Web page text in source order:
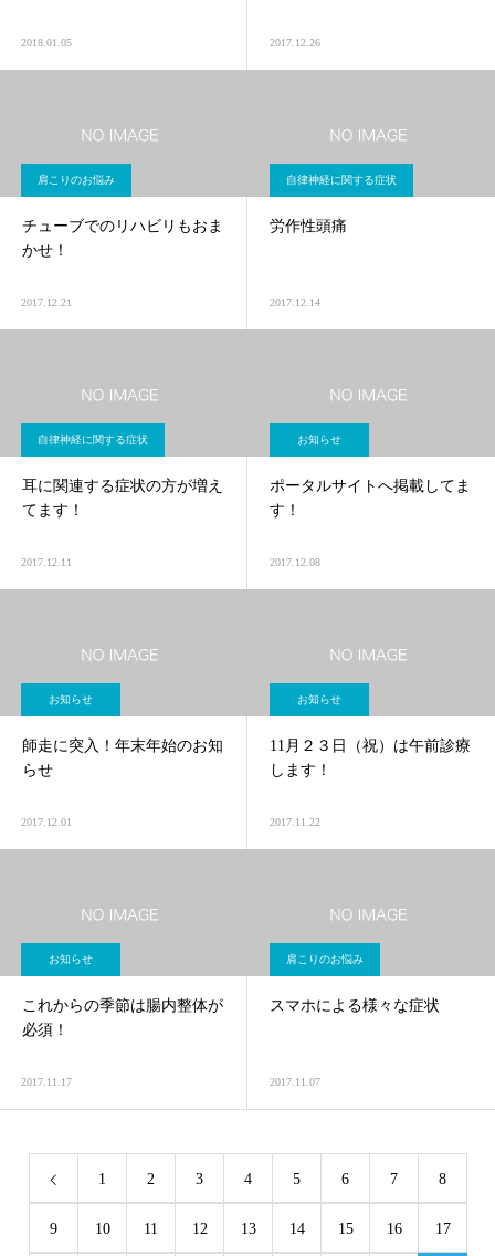
2018.01.05 2017.12.26
肩こりのお悩み
チューブでのリハビリもおま
かせ！
2017.12.21
自律神経に関する症状
労作性頭痛
2017.12.14
自律神経に関する症状
耳に関連する症状の方が増え
てます！
2017.12.11
お知らせ
ポータルサイトへ掲載してま
す！
2017.12.08
お知らせ
師走に突入！年末年始のお知
らせ
2017.12.01
お知らせ
11月２３日（祝）は午前診療
します！
2017.11.22
お知らせ
これからの季節は腸内整体が
必須！
2017.11.17
肩こりのお悩み
スマホによる様々な症状
2017.11.07
1 2 3 4 5 6 7 8
9 10 11 12 13 14 15 16 17